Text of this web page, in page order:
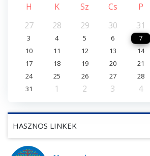
H K Sz Cs P
27
28 29 30 31
3
4 5 6 7
10
11 12 13 14
17
18 19 20 21
24
25 26 27 28
31
1 2 3 4
HASZNOS LINKEK